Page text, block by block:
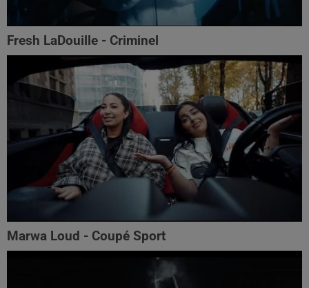
Fresh LaDouille - Criminel
Marwa Loud - Coupé Sport